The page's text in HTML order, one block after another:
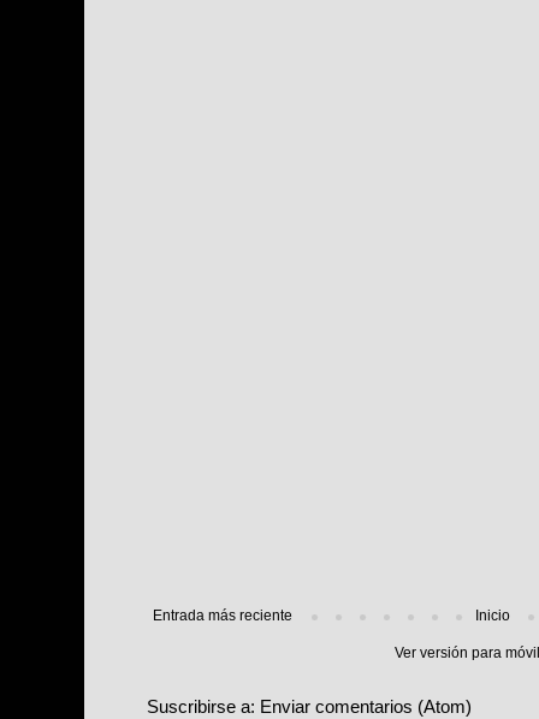
Entrada más reciente Inicio
Ver versión para
Suscribirse a: Enviar comentarios (Atom)